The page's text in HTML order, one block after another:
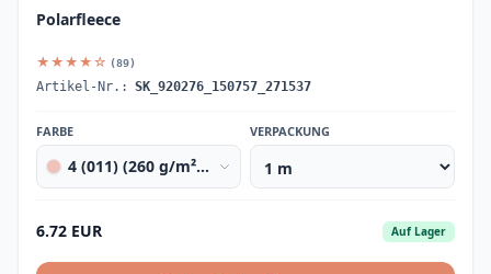
Polarfleece
★★★★☆ (89)
Artikel-Nr.: SK_920276_150757_271537
FARBE
4 (011) (260 g/m²) powder
VERPACKUNG
6.72 EUR Auf Lager